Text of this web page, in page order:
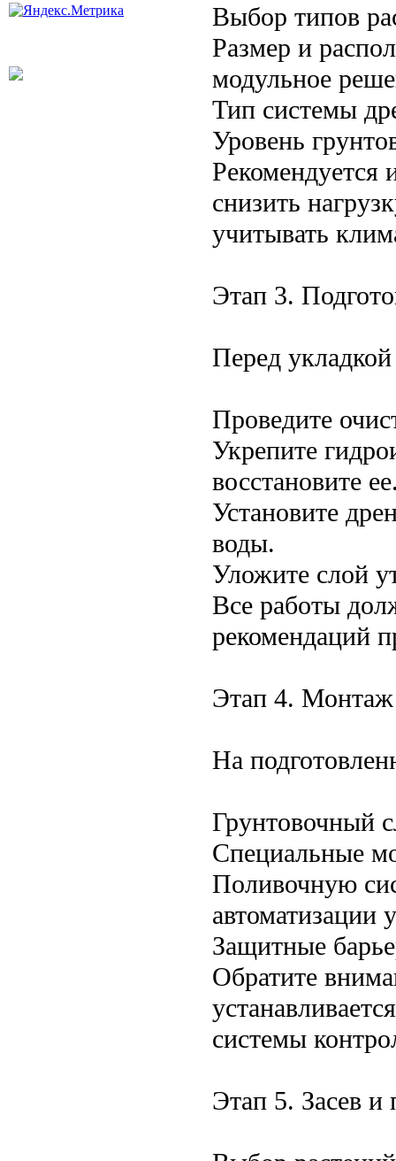
Выбор типов
Размер и
модульное
Тип системы
Уровень
Рекомендуется
снизить
учитывать
Этап 3.
Перед
Проведите
Укрепите
восстановите
Установите
воды.
Уложите слой
Все работы
рекомендаций
Этап 4.
На
Грунтовочный
Специальные
Поливочную
автоматизации
Защитные
Обратите
системы
Этап 5. Засев и